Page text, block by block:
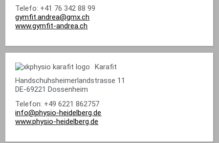
Telefo: +41 76 342 88 99
gymfit.andrea@gmx.ch
www.gymfit-andrea.ch
Karafit
Handschuhsheimerlandstrasse 11
DE-69221 Dossenheim
Telefon: +49 6221 862757
info@physio-heidelberg.de
www.physio-heidelberg.de